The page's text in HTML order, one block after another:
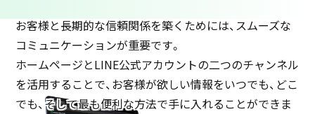
お客様と長期的な信頼関係を築くためには、スムーズな
コミュニケーションが重要です。
ホームページとLINE公式アカウントの二つのチャンネル
を活用することで、お客様が欲しい情報をいつでも、どこ
でも、そして最も便利な方法で手に入れることができま